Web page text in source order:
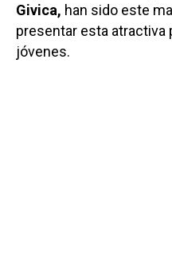
Givica, han sido este
presentar esta atractiva
jóvenes.